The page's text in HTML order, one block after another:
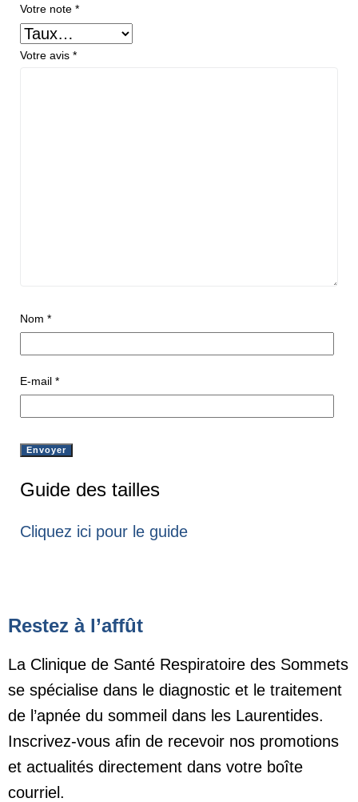
Votre note *
Votre avis *
Nom *
E-mail *
Guide des tailles
Cliquez ici pour le guide
Restez à l’affût
La Clinique de Santé Respiratoire des Sommets
se spécialise dans le diagnostic et le traitement
de l’apnée du sommeil dans les Laurentides.
Inscrivez-vous afin de recevoir nos promotions
et actualités directement dans votre boîte
courriel.